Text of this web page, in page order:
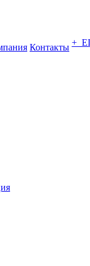
Контакты +